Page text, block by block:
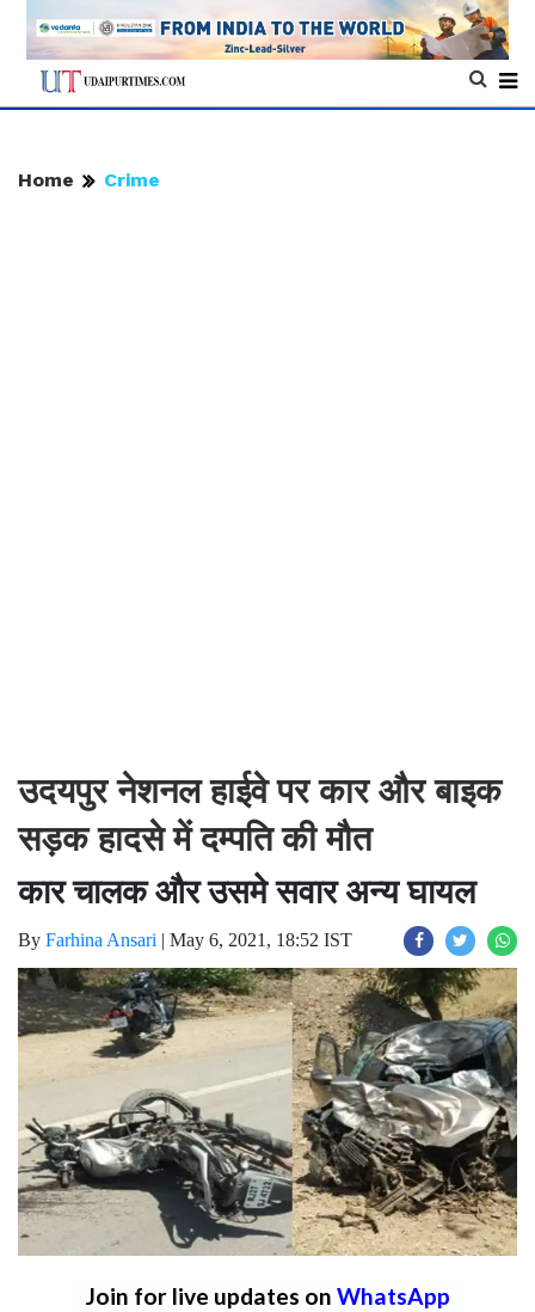
Home Crime
उदयपुर नेशनल हाईवे पर कार और बाइक
सड़क हादसे में दम्पति की मौत
कार चालक और उसमे सवार अन्य घायल
By Farhina Ansari | May 6, 2021, 18:52 IST
Join for live updates on WhatsApp